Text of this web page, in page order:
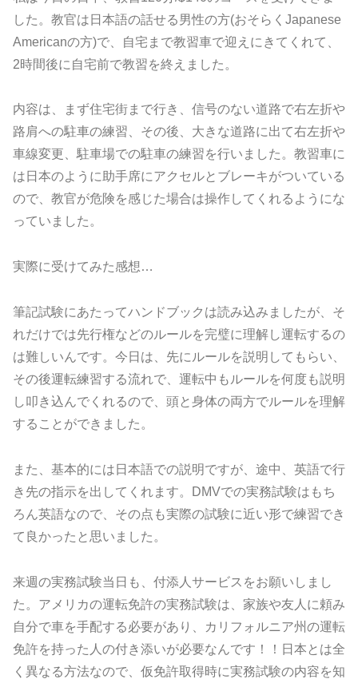
した。教官は日本語の話せる男性の方(おそらくJapanese
Americanの方)で、自宅まで教習車で迎えにきてくれて、
2時間後に自宅前で教習を終えました。
内容は、まず住宅街まで行き、信号のない道路で右左折や
路肩への駐車の練習、その後、大きな道路に出て右左折や
車線変更、駐車場での駐車の練習を行いました。教習車に
は日本のように助手席にアクセルとブレーキがついている
ので、教官が危険を感じた場合は操作してくれるようにな
っていました。
実際に受けてみた感想…
筆記試験にあたってハンドブックは読み込みましたが、そ
れだけでは先行権などのルールを完璧に理解し運転するの
は難しいんです。今日は、先にルールを説明してもらい、
その後運転練習する流れで、運転中もルールを何度も説明
し叩き込んでくれるので、頭と身体の両方でルールを理解
することができました。
また、基本的には日本語での説明ですが、途中、英語で行
き先の指示を出してくれます。DMVでの実務試験はもち
ろん英語なので、その点も実際の試験に近い形で練習でき
て良かったと思いました。
来週の実務試験当日も、付添人サービスをお願いしまし
た。アメリカの運転免許の実務試験は、家族や友人に頼み
自分で車を手配する必要があり、カリフォルニア州の運転
免許を持った人の付き添いが必要なんです！！日本とは全
く異なる方法なので、仮免許取得時に実務試験の内容を知